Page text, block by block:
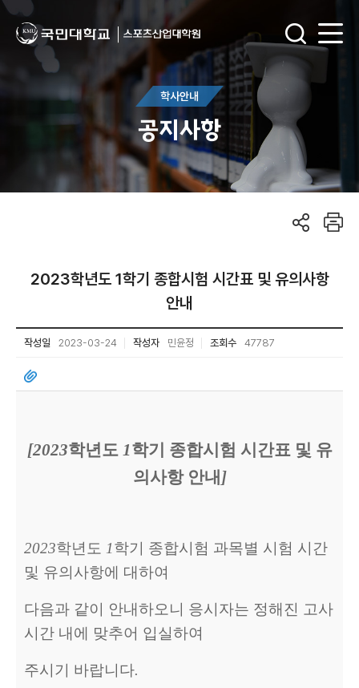
학사안내
공지사항
2023학년도 1학기 종합시험 시간표 및 유의사항
안내
작성일 2023-03-24 작성자 민윤정 조회수 47787
[2023학년도 1학기 종합시험 시간표 및 유
의사항 안내 ]
2023학년도 1학기 종합시험 과목별 시험 시간
및 유의사항에 대하여
다음과 같이 안내하오니 응시자는 정해진 고사
시간 내에 맞추어 입실하여
주시기 바랍니다.